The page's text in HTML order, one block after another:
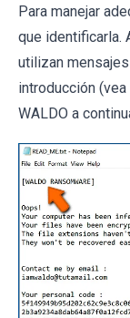
Para manejar
que identificarla.
utilizan
introducción
WALDO a